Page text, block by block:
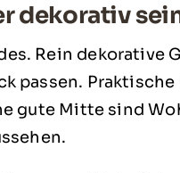
dekorativ
Rein dekorative
passen.
gute Mitte sind